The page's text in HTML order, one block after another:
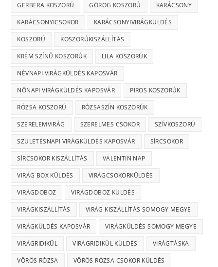
GERBERA KOSZORÚ GÖRÖG KOSZORÚ KARÁCSONY
KARÁCSONYICSOKOR KARÁCSONYIVIRÁGKÜLDÉS
KOSZORÚ KOSZORÚKISZÁLLÍTÁS
KRÉM SZÍNŰ KOSZORÚK LILA KOSZORÚK
NÉVNAPI VIRÁGKÜLDÉS KAPOSVÁR
NŐNAPI VIRÁGKÜLDÉS KAPOSVÁR PIROS KOSZORÚK
RÓZSA KOSZORÚ RÓZSASZÍN KOSZORÚK
SZERELEMVIRÁG SZERELMES CSOKOR SZÍVKOSZORÚ
SZÜLETÉSNAPI VIRÁGKÜLDÉS KAPOSVÁR SÍRCSOKOR
SÍRCSOKOR KISZÁLLÍTÁS VALENTIN NAP
VIRÁG BOX KÜLDÉS VIRÁGCSOKORKÜLDÉS
VIRÁGDOBOZ VIRÁGDOBOZ KÜLDÉS
VIRÁGKISZÁLLÍTÁS VIRÁG KISZÁLLÍTÁS SOMOGY MEGYE
VIRÁGKÜLDÉS KAPOSVÁR VIRÁGKÜLDÉS SOMOGY MEGYE
VIRÁGRIDIKÜL VIRÁGRIDIKÜL KÜLDÉS VIRÁGTÁSKA
VÖRÖS RÓZSA VÖRÖS RÓZSA CSOKOR KÜLDÉS